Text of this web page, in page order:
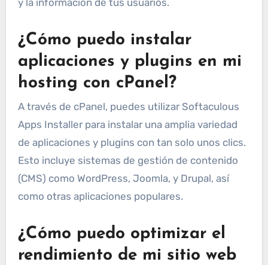
¿Cómo puedo instalar
aplicaciones y plugins en mi
hosting con cPanel?
A través de cPanel, puedes utilizar Softaculous
Apps Installer para instalar una amplia variedad
de aplicaciones y plugins con tan solo unos clics.
Esto incluye sistemas de gestión de contenido
(CMS) como WordPress, Joomla, y Drupal, así
como otras aplicaciones populares.
¿Cómo puedo optimizar el
rendimiento de mi sitio web